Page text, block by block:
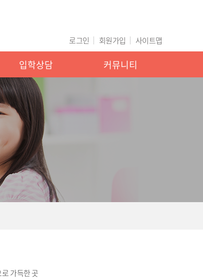
로그인 회원가입 사이트맵
입학상담 커뮤니티
가득한 곳